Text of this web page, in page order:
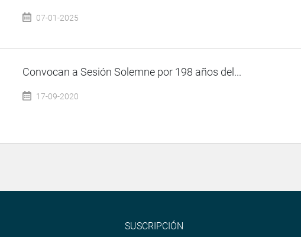
07-01-2025
Convocan a Sesión Solemne por 198 años del...
17-09-2020
SUSCRIPCIÓN